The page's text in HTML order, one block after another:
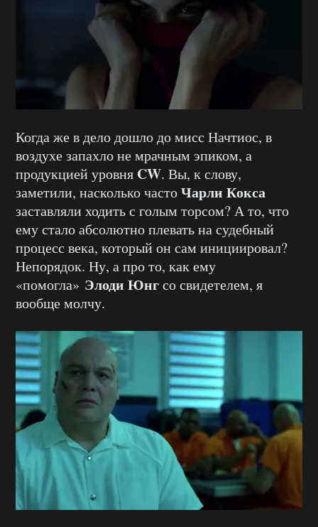
Когда же в дело дошло до мисс Начтиос, в
воздухе запахло не мрачным эпиком, а
продукцией уровня CW. Вы, к слову,
заметили, насколько частоЧарли Кокса
заставляли ходить с голым торсом? А то, что
ему стало абсолютно плевать на судебный
процесс века, который он сам инициировал?
Непорядок. Ну, а про то, как ему
«помогла» Элоди Юнгсо свидетелем, я
вообще молчу.